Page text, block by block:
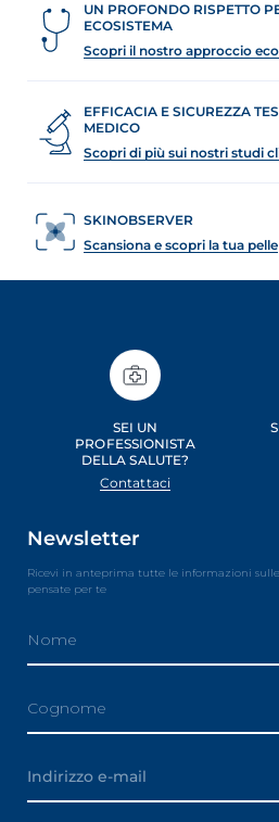
UN PROFONDO RISPETTO
ECOSISTEMA
Scopri il nostro approccio
EFFICACIA E SICUREZZA
MEDICO
Scopri di più sui nostri studi
SKINOBSERVER
Scansiona e scopri la tua pelle
SEI UN
PROFESSIONISTA
DELLA SALUTE?
Contattaci
Newsletter
Ricevi in anteprima tutte le informazioni
pensate per te